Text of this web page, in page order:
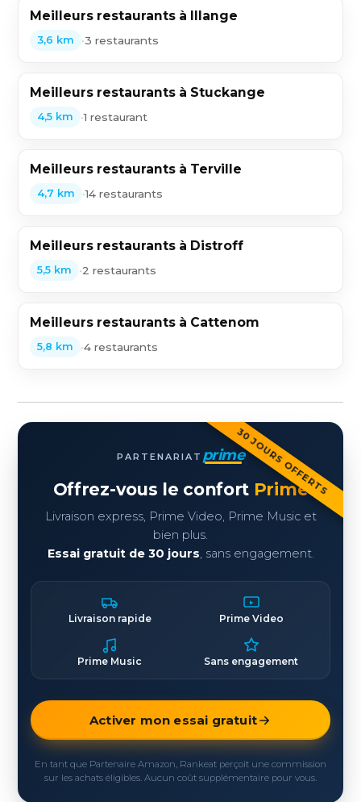
Meilleurs restaurants à Illange
3,6 km •3 restaurants
Meilleurs restaurants à Stuckange
4,5 km •1 restaurant
Meilleurs restaurants à Terville
4,7 km •14 restaurants
Meilleurs restaurants à Distroff
5,5 km •2 restaurants
Meilleurs restaurants à Cattenom
5,8 km •4 restaurants
30 JOURS OFFERTS
PARTENARIAT prime
Offrez-vous le confort Prime
Livraison express, Prime Video, Prime Music et
bien plus.
Essai gratuit de 30 jours, sans engagement.
Livraison rapide Prime Video
Prime Music Sans engagement
Activer mon essai gratuit
En tant que Partenaire Amazon, Rankeat perçoit une commission
sur les achats éligibles. Aucun coût supplémentaire pour vous.